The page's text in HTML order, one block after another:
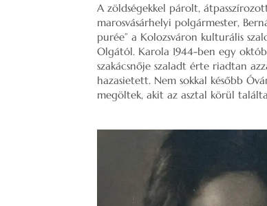
A zöldségekkel párolt,
marosvásárhelyi polgármester,
purée” a Kolozsváron kulturális
Olgától. Karola 1944-ben egy
szakácsnője szaladt érte riadtan
hazasietett. Nem sokkal később
megöltek, akit az asztal körül